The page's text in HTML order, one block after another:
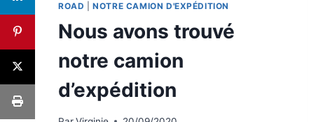
ROAD |NOTRE CAMION D'EXPÉDITION
Nous avons trouvé
notre camion
d’expédition